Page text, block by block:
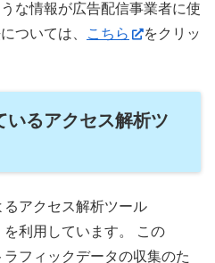
な情報が広告配信事業者に使
ついては、
こちら
をクリッ
いるアクセス解析ツ
アクセス解析ツール
を利用しています。 この
フィックデータの収集のた